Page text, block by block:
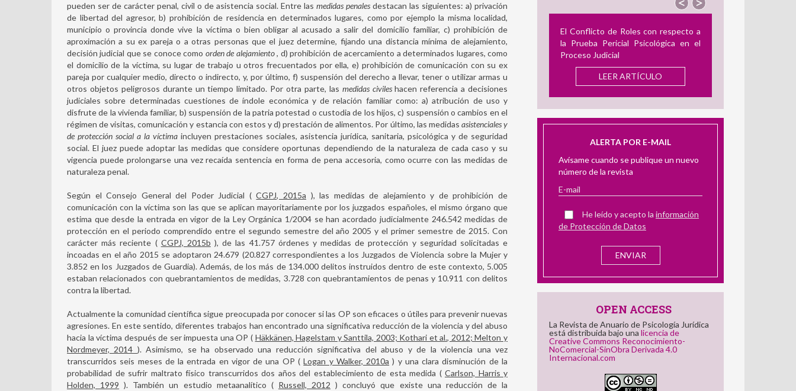
pueden ser de carácter penal, civil o de asistencia social. Entre las medidas penales destacan las siguientes: a) privación
de libertad del agresor, b) prohibición de residencia en determinados lugares, como por ejemplo la misma localidad,
municipio o provincia donde vive la víctima o bien obligar al acusado a salir del domicilio familiar, c) prohibición de
aproximación a su ex pareja o a otras personas que el juez determine, fijando una distancia mínima de alejamiento,
decisión judicial que se conoce como orden de alejamiento, d) prohibición de acercamiento a determinados lugares, como
el domicilio de la víctima, su lugar de trabajo u otros frecuentados por ella, e) prohibición de comunicación con su ex
pareja por cualquier medio, directo o indirecto, y, por último, f) suspensión del derecho a llevar, tener o utilizar armas u
otros objetos peligrosos durante un tiempo limitado. Por otra parte, las medidas civileshacen referencia a decisiones
judiciales sobre determinadas cuestiones de índole económica y de relación familiar como: a) atribución de uso y
disfrute de la vivienda familiar, b) suspensión de la patria potestad o custodia de los hijos, c) suspensión o cambios en el
régimen de visitas, comunicación y estancia con estos y d) prestación de alimentos. Por último, las medidas asistenciales y
de protección social a la víctima incluyen prestaciones sociales, asistencia jurídica, sanitaria, psicológica y de seguridad
social. El juez puede adoptar las medidas que considere oportunas dependiendo de la naturaleza de cada caso y su
vigencia puede prolongarse una vez recaída sentencia en forma de pena accesoria, como ocurre con las medidas de
naturaleza penal.
Según el Consejo General del Poder Judicial (CGPJ, 2015a ), las medidas de alejamiento y de prohibición de
comunicación con la víctima son las que se aplican mayoritariamente por los juzgados españoles, el mismo órgano que
estima que desde la entrada en vigor de la Ley Orgánica 1/2004 se han acordado judicialmente 246.542 medidas de
protección en el periodo comprendido entre el segundo semestre del año 2005 y el primer semestre de 2015. Con
carácter más reciente ( CGPJ, 2015b ), de las 41.757 órdenes y medidas de protección y seguridad solicitadas e
incoadas en el año 2015 se adoptaron 24.679 (20.827 correspondientes a los Juzgados de Violencia sobre la Mujer y
3.852 en los Juzgados de Guardia). Además, de los más de 134.000 delitos instruidos dentro de este contexto, 5.005
estaban relacionados con quebrantamientos de medidas, 3.728 con quebrantamientos de penas y 10.911 con delitos
contra la libertad.
Actualmente la comunidad científica sigue preocupada por conocer si las OP son eficaces o útiles para prevenir nuevas
agresiones. En este sentido, diferentes trabajos han encontrado una significativa reducción de la violencia y del abuso
hacia la víctima después de ser impuesta una OP ( Häkkänen, Hagelstam y Santtila, 2003; Kothari et al., 2012; Melton y
Nordmeyer, 2014 ). Asimismo, se ha observado una reducción significativa del abuso y de la violencia una vez
transcurridos seis meses de la entrada en vigor de una OP (Logan y Walker, 2010a ) y una clara disminución de la
probabilidad de sufrir maltrato físico transcurridos dos años del establecimiento de esta medida ( Carlson, Harris y
Holden, 1999 ). También un estudio metaanalítico ( Russell, 2012 ) concluyó que existe una reducción de la
LO MÁS DESCARGADO
Revisión de Instrumentos en Español
para Medir el Acoso Laboral: Su
Utilidad en la Evaluación Pericial
LEER ARTÍCULO
ALERTA POR E-MAIL
número de la revista
de Protección de Datos
OPEN ACCESS
La Revista de Anuario de Psicología Jurídica
está distribuida bajo una
NoComercial-SinObra Derivada 4.0
Internacional.com